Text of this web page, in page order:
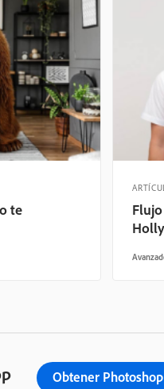
te
Obtener Photoshop